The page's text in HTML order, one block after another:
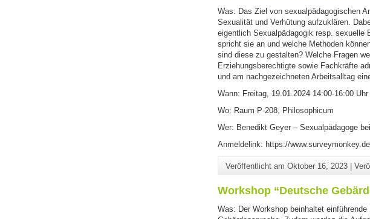
Was: Das Ziel von sexualpädagogischen
Sexualität und Verhütung aufzuklären.
eigentlich Sexualpädagogik resp. sexuelle
spricht sie an und welche Methoden
sind diese zu gestalten? Welche Fragen
Erziehungsberechtigte sowie Fachkräfte
und am nachgezeichneten Arbeitsalltag
Wann: Freitag, 19.01.2024 14:00-16:00 Uhr
Wo: Raum P-208, Philosophicum
Wer: Benedikt Geyer – Sexualpädagoge
Anmeldelink: https://
Veröffentlicht amOktober 16, 2023 |
Workshop “Deutsche
Was: Der Workshop beinhaltet